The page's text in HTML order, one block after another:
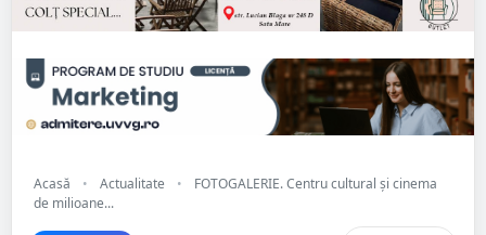
Acasă • Actualitate •
FOTOGALERIE. Centru cultural și cinema
de milioane...